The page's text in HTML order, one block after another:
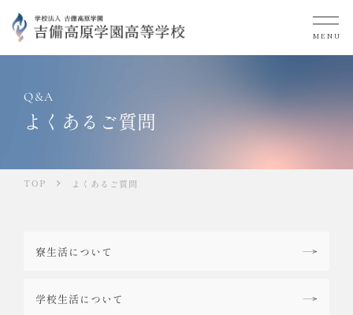
MENU
Q&A
よくあるご質問
TOP よくあるご質問
寮生活について
学校生活について